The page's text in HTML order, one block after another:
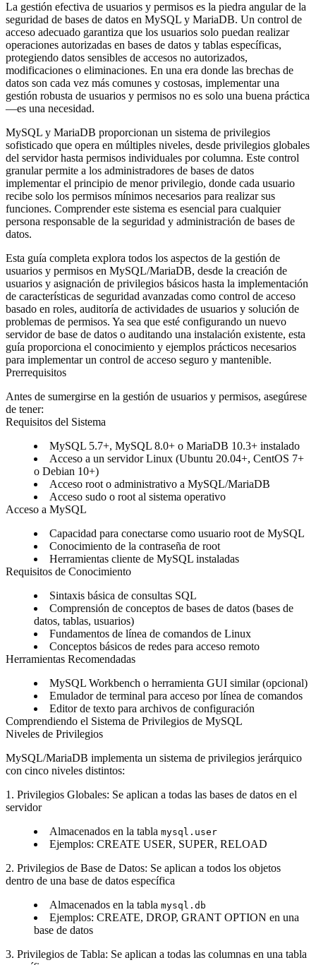
La gestión efectiva de usuarios y permisos es la piedra angular de la
seguridad de bases de datos en MySQL y MariaDB. Un control de
acceso adecuado garantiza que los usuarios solo puedan realizar
operaciones autorizadas en bases de datos y tablas específicas,
protegiendo datos sensibles de accesos no autorizados,
modificaciones o eliminaciones. En una era donde las brechas de
datos son cada vez más comunes y costosas, implementar una
gestión robusta de usuarios y permisos no es solo una buena práctica
—es una necesidad.
MySQL y MariaDB proporcionan un sistema de privilegios
sofisticado que opera en múltiples niveles, desde privilegios globales
del servidor hasta permisos individuales por columna. Este control
granular permite a los administradores de bases de datos
implementar el principio de menor privilegio, donde cada usuario
recibe solo los permisos mínimos necesarios para realizar sus
funciones. Comprender este sistema es esencial para cualquier
persona responsable de la seguridad y administración de bases de
datos.
Esta guía completa explora todos los aspectos de la gestión de
usuarios y permisos en MySQL/MariaDB, desde la creación de
usuarios y asignación de privilegios básicos hasta la implementación
de características de seguridad avanzadas como control de acceso
basado en roles, auditoría de actividades de usuarios y solución de
problemas de permisos. Ya sea que esté configurando un nuevo
servidor de base de datos o auditando una instalación existente, esta
guía proporciona el conocimiento y ejemplos prácticos necesarios
para implementar un control de acceso seguro y mantenible.
Prerrequisitos
Antes de sumergirse en la gestión de usuarios y permisos, asegúrese
de tener:
Requisitos del Sistema
MySQL 5.7+, MySQL 8.0+ o MariaDB 10.3+ instalado
Acceso a un servidor Linux (Ubuntu 20.04+, CentOS 7+
o Debian 10+)
Acceso root o administrativo a MySQL/MariaDB
Acceso sudo o root al sistema operativo
Acceso a MySQL
Capacidad para conectarse como usuario root de MySQL
Conocimiento de la contraseña de root
Herramientas cliente de MySQL instaladas
Requisitos de Conocimiento
Sintaxis básica de consultas SQL
Comprensión de conceptos de bases de datos (bases de
datos, tablas, usuarios)
Fundamentos de línea de comandos de Linux
Conceptos básicos de redes para acceso remoto
Herramientas Recomendadas
MySQL Workbench o herramienta GUI similar (opcional)
Emulador de terminal para acceso por línea de comandos
Editor de texto para archivos de configuración
Comprendiendo el Sistema de Privilegios de MySQL
Niveles de Privilegios
MySQL/MariaDB implementa un sistema de privilegios jerárquico
con cinco niveles distintos:
1. Privilegios Globales: Se aplican a todas las bases de datos en el
servidor
Almacenados en la tabla mysql.user
Ejemplos: CREATE USER, SUPER, RELOAD
2. Privilegios de Base de Datos: Se aplican a todos los objetos
dentro de una base de datos específica
Almacenados en la tabla mysql.db
Ejemplos: CREATE, DROP, GRANT OPTION en una
base de datos
3. Privilegios de Tabla: Se aplican a todas las columnas en una tabla